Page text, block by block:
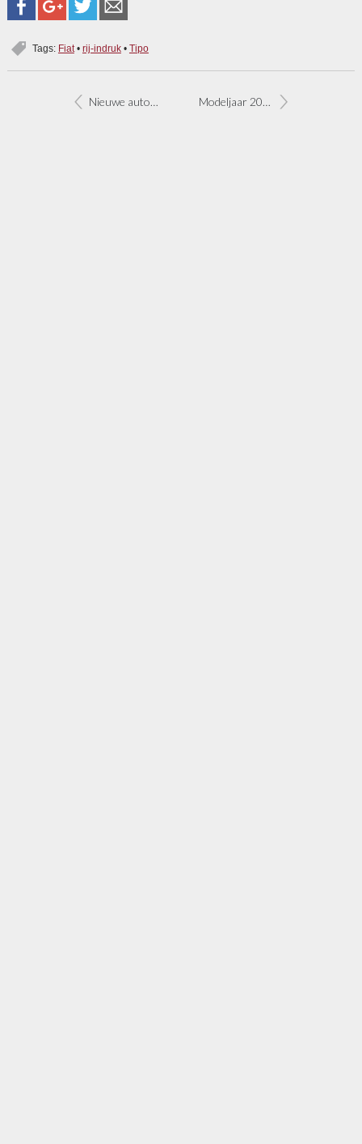
Tags: Fiat• rij-indruk• Tipo
Nieuwe automaatversie Fiat 500X Modeljaar 2017 Fiat 500 wordt ingeluid met Mirror-uitvoering